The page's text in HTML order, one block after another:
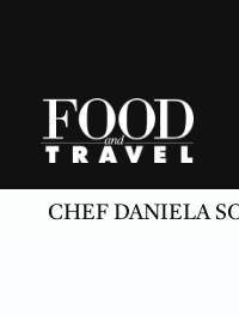
CHEF DANIELA